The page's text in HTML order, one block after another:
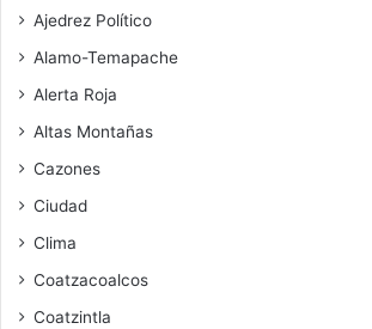
Ajedrez Político
Alamo-Temapache
Alerta Roja
Altas Montañas
Cazones
Ciudad
Clima
Coatzacoalcos
Coatzintla